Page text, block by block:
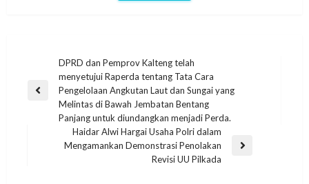
DPRD dan Pemprov Kalteng telah
menyetujui Raperda tentang Tata Cara
Pengelolaan Angkutan Laut dan Sungai yang
Melintas di Bawah Jembatan Bentang
Panjang untuk diundangkan menjadi Perda.
Haidar Alwi Hargai Usaha Polri dalam
Mengamankan Demonstrasi Penolakan
Revisi UU Pilkada